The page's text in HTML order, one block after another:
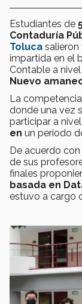
Estudiantes de
Contaduría
Toluca
impartida en el
Contable a
Nuevo
La
donde una vez
participar a nivel
en un periodo
De acuerdo
de sus
finales
basada en
estuvo a cargo